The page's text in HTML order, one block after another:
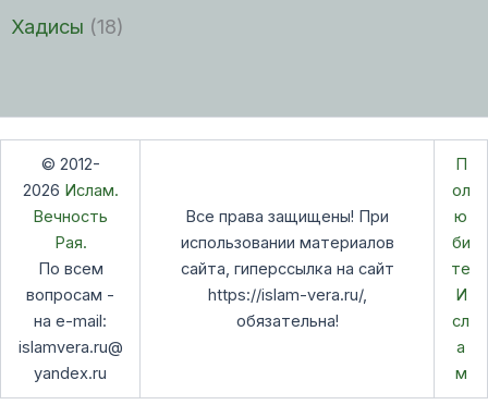
Хадисы (18)
© 2012-
2026 Ислам.
Вечность
Рая.
По всем
вопросам -
на e-mail:
islamvera.ru@
yandex.ru
Все права защищены! При
использовании материалов
сайта, гиперссылка на сайт
https://islam-vera.ru/,
обязательна!
П
ол
ю
би
те
И
сл
а
м